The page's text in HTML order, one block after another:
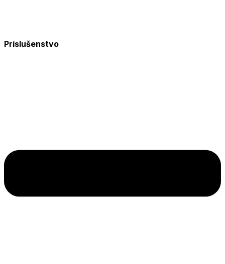
Príslušenstvo